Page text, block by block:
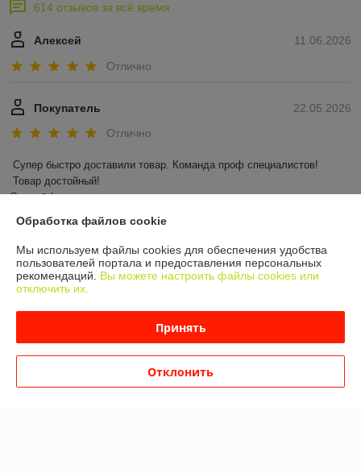
614 отзывов за всё время
11.06.2026
Алексей
Отлично
22.05.2026
Покупатель
Отлично
Супер быстро доставили товар. Команда проф специалистов!
Спасибо!
Показать все отзывы
О нас
Доставка и оплата
Обработка файлов cookie
Мы используем файлы cookies для обеспечения удобства
пользователей портала и предоставления персональных
рекомендаций. Вы можете настроить файлы cookies или
отключить их.
Принять
Отклонить